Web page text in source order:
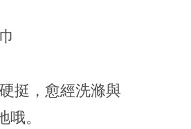
挺，愈經洗滌與
。